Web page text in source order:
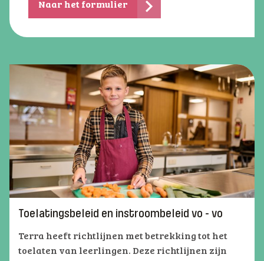
Naar het formulier
Toelatingsbeleid en instroombeleid vo - vo
Terra heeft richtlijnen met betrekking tot het
toelaten van leerlingen. Deze richtlijnen zijn